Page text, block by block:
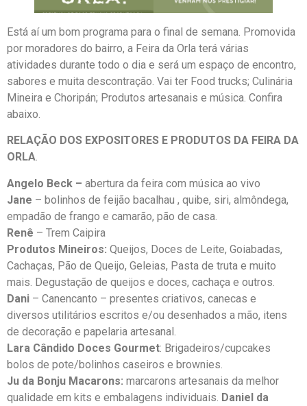
Está aí um bom programa para o final de semana. Promovida
por moradores do bairro, a Feira da Orla terá várias
atividades durante todo o dia e será um espaço de encontro,
sabores e muita descontração. Vai ter Food trucks; Culinária
Mineira e Choripán; Produtos artesanais e música. Confira
abaixo.
RELAÇÃO DOS EXPOSITORES E PRODUTOS DA FEIRA DA
ORLA.
Angelo Beck – abertura da feira com música ao vivo
Jane – bolinhos de feijão bacalhau , quibe, siri, almôndega,
empadão de frango e camarão, pão de casa.
Renê – Trem Caipira
Produtos Mineiros: Queijos, Doces de Leite, Goiabadas,
Cachaças, Pão de Queijo, Geleias, Pasta de truta e muito
mais. Degustação de queijos e doces, cachaça e outros.
Dani – Canencanto – presentes criativos, canecas e
diversos utilitários escritos e/ou desenhados a mão, itens
de decoração e papelaria artesanal.
Lara Cândido Doces Gourmet: Brigadeiros/cupcakes
bolos de pote/bolinhos caseiros e brownies.
Ju da Bonju Macarons: marcarons artesanais da melhor
qualidade em kits e embalagens individuais. Daniel da